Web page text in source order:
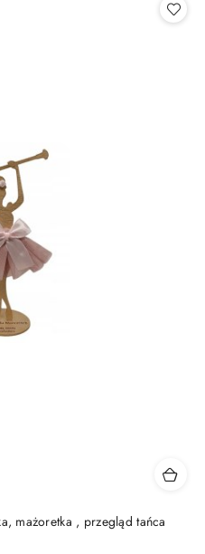
mażoretka , przegląd tańca